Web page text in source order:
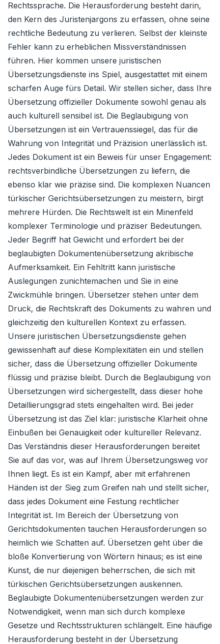
Rechtssprache. Die Herausforderung besteht darin,
den Kern des Juristenjargons zu erfassen, ohne seine
rechtliche Bedeutung zu verlieren. Selbst der kleinste
Fehler kann zu erheblichen Missverständnissen
führen. Hier kommen unsere juristischen
Übersetzungsdienste ins Spiel, ausgestattet mit einem
scharfen Auge fürs Detail. Wir stellen sicher, dass Ihre
Übersetzung offizieller Dokumente sowohl genau als
auch kulturell sensibel ist. Die Beglaubigung von
Übersetzungen ist ein Vertrauenssiegel, das für die
Wahrung von Integrität und Präzision unerlässlich ist.
Jedes Dokument ist ein Beweis für unser Engagement:
rechtsverbindliche Übersetzungen zu liefern, die
ebenso klar wie präzise sind. Die komplexen Nuancen
türkischer Gerichtsübersetzungen zu meistern, birgt
mehrere Hürden. Die Rechtswelt ist ein Minenfeld
komplexer Terminologie und präziser Bedeutungen.
Jeder Begriff hat Gewicht und erfordert bei der
beglaubigten Dokumentenübersetzung akribische
Aufmerksamkeit. Ein Fehltritt kann juristische
Auslegungen zunichtemachen und Sie in eine
Zwickmühle bringen. Übersetzer stehen unter dem
Druck, die Rechtskraft des Dokuments zu wahren und
gleichzeitig den kulturellen Kontext zu erfassen.
Unsere juristischen Übersetzungsdienste gehen
gewissenhaft auf diese Komplexitäten ein und stellen
sicher, dass die Übersetzung offizieller Dokumente
flüssig und präzise bleibt. Durch die Beglaubigung von
Übersetzungen wird sichergestellt, dass dieser hohe
Detaillierungsgrad stets eingehalten wird. Bei jeder
Übersetzung ist das Ziel klar: juristische Klarheit ohne
Einbußen bei Genauigkeit oder kultureller Relevanz.
Das Verständnis dieser Herausforderungen bereitet
Sie auf das vor, was auf Ihrem Übersetzungsweg vor
Ihnen liegt. Es ist ein Kampf, aber mit erfahrenen
Händen ist der Sieg zum Greifen nah und stellt sicher,
dass jedes Dokument eine Festung rechtlicher
Integrität ist. Im Bereich der Übersetzung von
Gerichtsdokumenten tauchen Herausforderungen so
heimlich wie Schatten auf. Übersetzen geht über die
bloße Konvertierung von Wörtern hinaus; es ist eine
Kunst, die nur diejenigen beherrschen, die sich mit
türkischen Gerichtsübersetzungen auskennen.
Beglaubigte Dokumentenübersetzungen werden zur
Notwendigkeit, wenn man sich durch komplexe
Gesetze und Rechtsstrukturen schlängelt. Eine häufige
Herausforderung besteht in der Übersetzung